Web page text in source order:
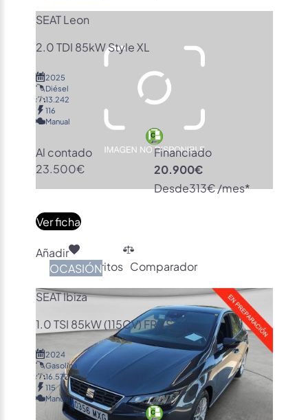
SEAT Leon
2.0 TDI 85kW Style XL
2025
Diésel
13.242
116
Manual
Al contado
23.500€
Financiado
20.900€
Desde313€ /mes*
Ver ficha
Añadir
Favoritos Comparador
OCASIÓN
SEAT Ibiza
1.0 TSI 85kW (115CV) FR XS
2024
Gasolina
16.572
115
Manual